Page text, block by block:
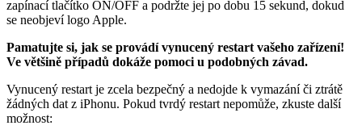
zapínací tlačítko ON/OFF a podržte jej po dobu 15 sekund, dokud
se neobjeví logo Apple.
Pamatujte si, jak se provádí vynucený restart vašeho zařízení!
Ve většině případů dokáže pomoci u podobných závad.
Vynucený restart je zcela bezpečný a nedojde k vymazání či ztrátě
žádných dat z iPhonu. Pokud tvrdý restart nepomůže, zkuste další
možnost: